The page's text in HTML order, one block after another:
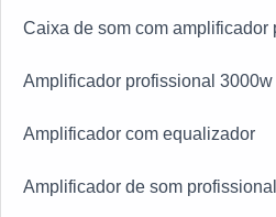
Caixa de som com amplificador
Amplificador profissional 3000w
Amplificador com equalizador
Amplificador de som